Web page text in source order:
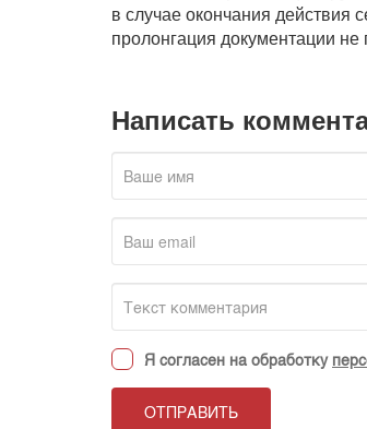
в случае окончания действия
пролонгация документации
Написать
Я согласен на обработку
ОТПРАВИТЬ